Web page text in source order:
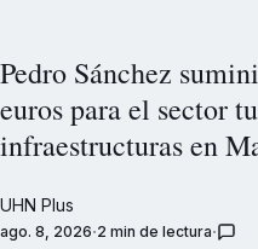
Pedro Sánchez
euros para el sector
infraestructuras en
UHN Plus
ago. 8, 2026 2 min de lectura